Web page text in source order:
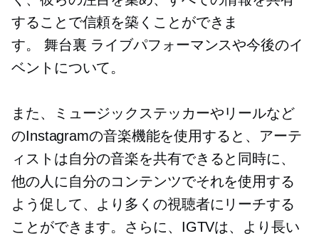
することで信頼を築くことができま
す。 舞台裏 ライブパフォーマンスや今後のイ
ベントについて。
また、ミュージックステッカーやリールなど
のInstagramの音楽機能を使用すると、アーテ
ィストは自分の音楽を共有できると同時に、
他の人に自分のコンテンツでそれを使用する
よう促して、より多くの視聴者にリーチする
ことができます。さらに、IGTVは、より長い